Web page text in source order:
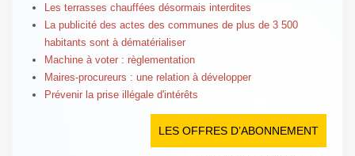
Les terrasses chauffées désormais interdites
La publicité des actes des communes de plus de 3 500
habitants sont à dématérialiser
Machine à voter : règlementation
Maires-procureurs : une relation à développer
Prévenir la prise illégale d'intérêts
LES OFFRES D’ABONNEMENT